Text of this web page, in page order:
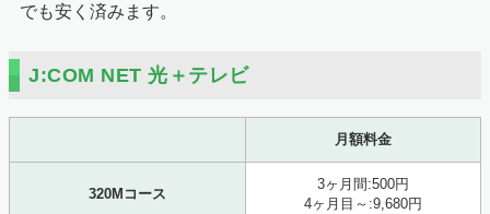
でも安く済みます。
J:COM NET 光＋テレビ
月額料金
320Mコース
3ヶ月間:500円
4ヶ月目～:9,680円